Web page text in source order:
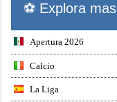
⚽ Explora
Apertura 2026
Calcio
La Liga